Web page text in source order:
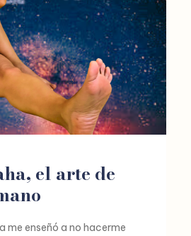
el arte de
me enseñó a no hacerme